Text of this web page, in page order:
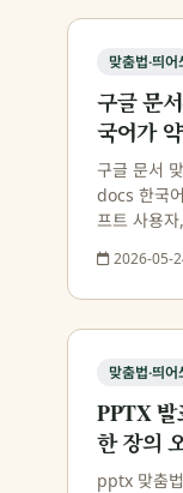
맞춤법·띄어
구글 문
국어가
구글 문서
docs 한국
프트 사용
Publishing
2026-05-
맞춤법·띄어
PPTX
한 장의
pptx 맞춤